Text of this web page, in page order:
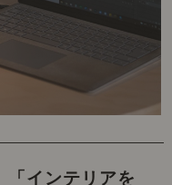
「インテリアを